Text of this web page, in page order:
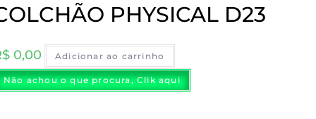
PHYSICAL D23
0,00 Adicionar ao carrinho
Não achou o que procura, Clik aqui